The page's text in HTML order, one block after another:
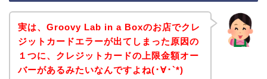
実は、Groovy Lab in a Boxのお店でクレ
ジットカードエラーが出てしまった原因の
１つに、クレジットカードの上限金額オー
バーがあるみたいなんですよね(･∀･`*)